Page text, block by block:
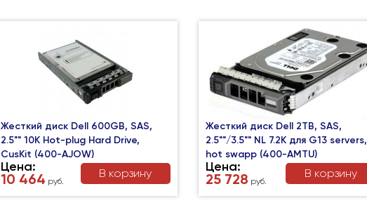
Жесткий диск Dell 600GB, SAS,
2.5"" 10K Hot-plug Hard Drive,
CusKit (400-AJOW)
Цена:
10 464 руб.
В корзину
Жесткий диск Dell 2TB, SAS,
2.5""/3.5"" NL 7.2K для G13 servers,
hot swapp (400-AMTU)
Цена:
25 728 руб.
В корзину